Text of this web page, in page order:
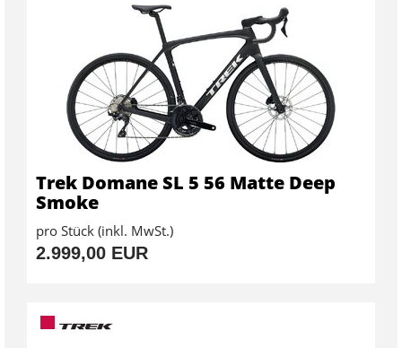
Trek Domane SL 5 56 Matte Deep
Smoke
pro Stück (inkl. MwSt.)
2.999,00 EUR